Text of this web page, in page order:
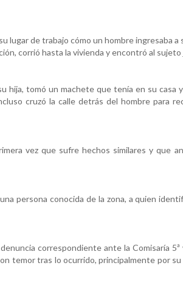
lugar de trabajo cómo un hombre ingresaba a
corrió hasta la vivienda y encontró al
hija, tomó un machete que tenía en su casa
cruzó la calle detrás del hombre para
vez que sufre hechos similares y que
persona conocida de la zona, a quien
correspondiente ante la Comisaría
temor tras lo ocurrido, principalmente por